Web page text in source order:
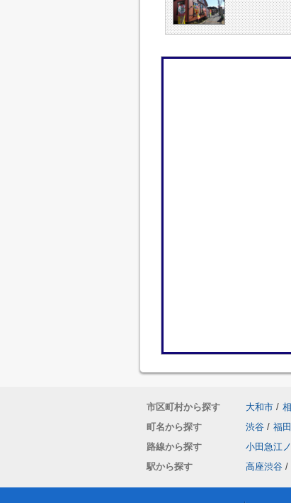
市区町村から探す 大和市 /
町名から探す
渋谷 / 福田
路線から探す
小田急江
駅から探す
高座渋谷 /